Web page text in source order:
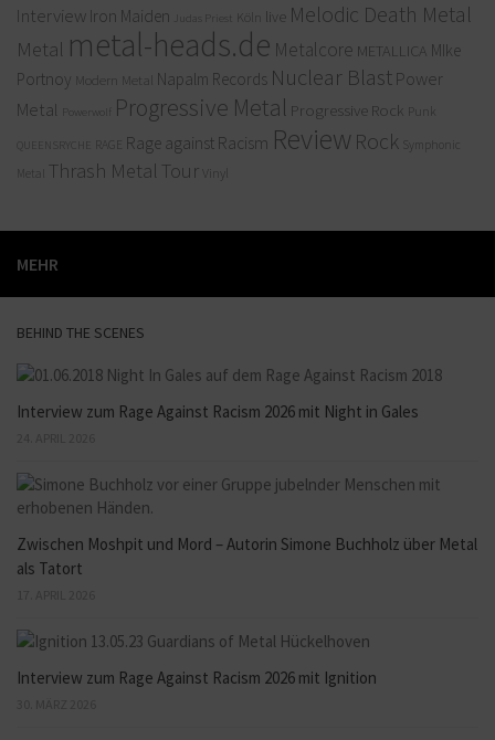
Interview Iron Maiden Judas Priest Köln live Melodic Death Metal
Metal metal-heads.de Metalcore METALLICA MIke
Portnoy Modern Metal Napalm Records Nuclear Blast Power
Metal
Powerwolf Progressive Metal Progressive Rock Punk
QUEENSRYCHE RAGE Rage against Racism Review Rock
Symphonic
Metal
Thrash Metal Tour Vinyl
MEHR
BEHIND THE SCENES
Interview zum Rage Against Racism 2026 mit Night in Gales
Zwischen Moshpit und Mord – Autorin Simone Buchholz über Metal
als Tatort
Interview zum Rage Against Racism 2026 mit Ignition